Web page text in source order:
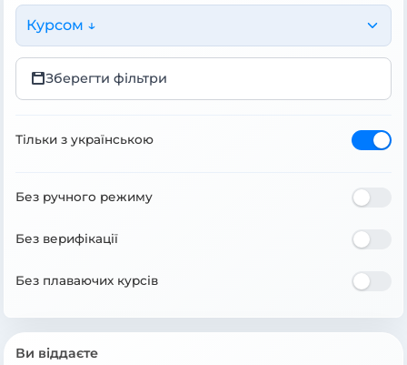
Курсом ↓
Зберегти фільтри
Тільки з українською
Без ручного режиму
Без верифікації
Без плаваючих курсів
Ви віддаєте